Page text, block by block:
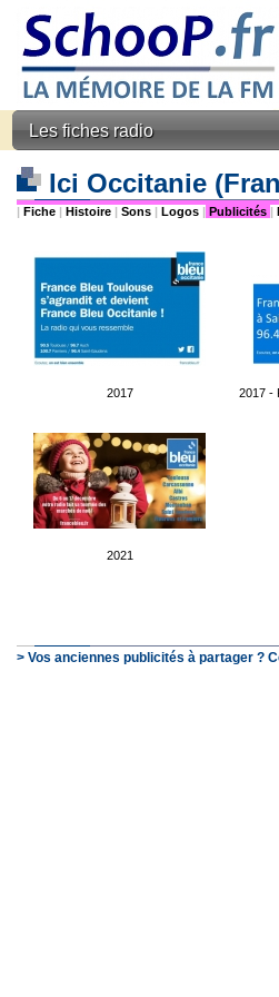
Les fiches radio
Ici Occitanie
| Fiche | Histoire | Sons | Logos | Publicités |
2017 2017 -
2021
> Vos anciennes publicités à partager ?